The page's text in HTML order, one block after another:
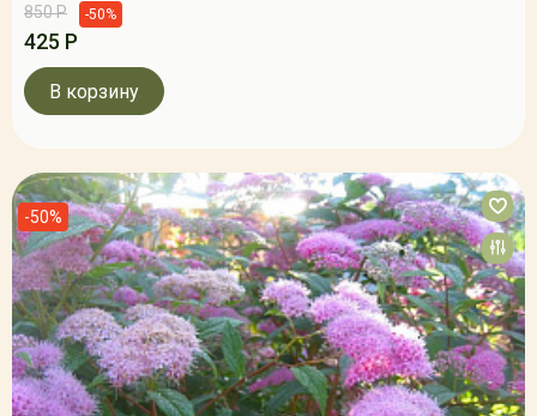
850 Р -50%
425 Р
В корзину
-50%